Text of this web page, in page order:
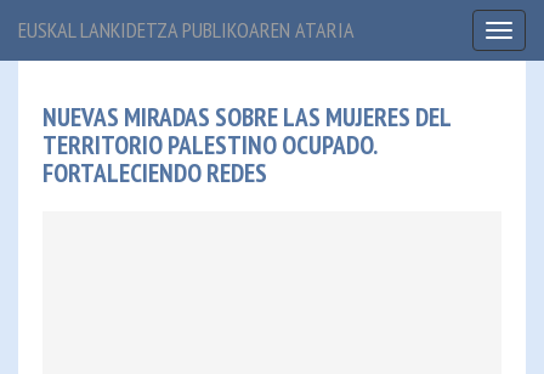
EUSKAL LANKIDETZA PUBLIKOAREN ATARIA
NUEVAS MIRADAS SOBRE LAS MUJERES DEL
TERRITORIO PALESTINO OCUPADO.
FORTALECIENDO REDES